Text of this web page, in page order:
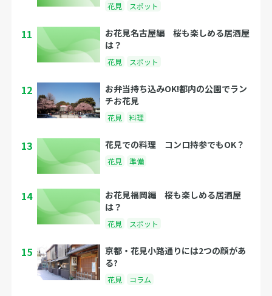
花見 スポット
11
お花見名古屋編 桜も楽しめる居酒屋
は？
花見 スポット
12
お弁当持ち込みOK!都内の公園でラン
チお花見
花見 料理
13 花見での料理 コンロ持参でもOK？
花見 準備
14
お花見福岡編 桜も楽しめる居酒屋
は？
花見 スポット
15
京都・花見小路通りには2つの顔があ
る?
花見 コラム